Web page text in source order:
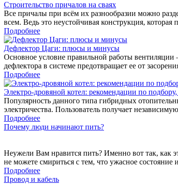
Строительство причалов на сваях
Все причалы при всём их разнообразии можно
всем. Ведь это неустойчивая конструкция,
Подробнее
Дефлектор Цаги: плюсы и минусы
Основное условие правильной работы вентиляции
дефлектора в системе предотвращает ее от
Подробнее
Электро-дровяной котел: рекомендации по
Популярность данного типа гибридных
электричества. Пользователь получает
Подробнее
Почему люди начинают пить?
Неужели Вам нравится пить? Именно вот так, как
не можете смириться с тем, что ужасное состояние
Подробнее
Провод и кабель